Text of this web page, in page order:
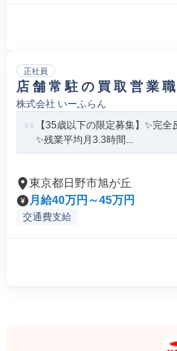
正社員
店 舗 常 駐 の 買 取 営 業 職
株式会社 いーふらん
【35歳以下の限定募集】✨完
✨残業平均月3.3時間...
東京都日野市旭が丘
月給40万円～45万円
交通費支給